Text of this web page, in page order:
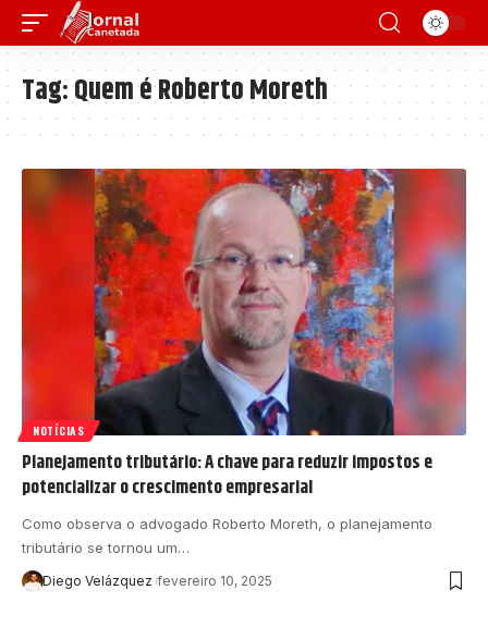
Tag:Quem é Roberto Moreth
NOTÍCIAS
Planejamento tributário: A chave para reduzir impostos e
potencializar o crescimento empresarial
Como observa o advogado Roberto Moreth, o planejamento
tributário se tornou um…
Diego Velázquez fevereiro 10, 2025